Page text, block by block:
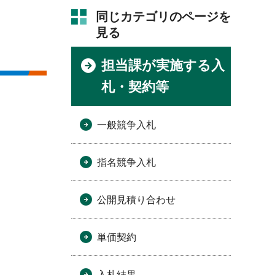
同じカテゴリのページを
見る
担当課が実施する入
札・契約等
一般競争入札
指名競争入札
公開見積り合わせ
単価契約